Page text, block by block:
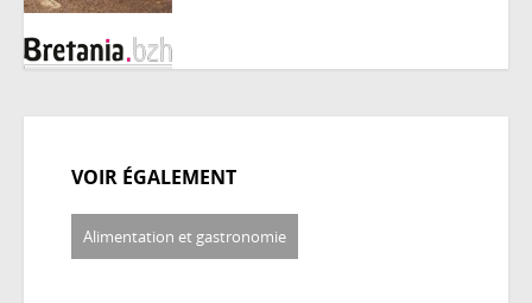
VOIR ÉGALEMENT
Alimentation et gastronomie